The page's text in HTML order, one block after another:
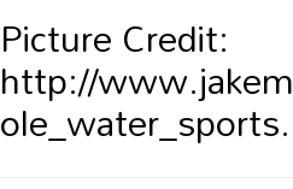
Picture Credit:
http://